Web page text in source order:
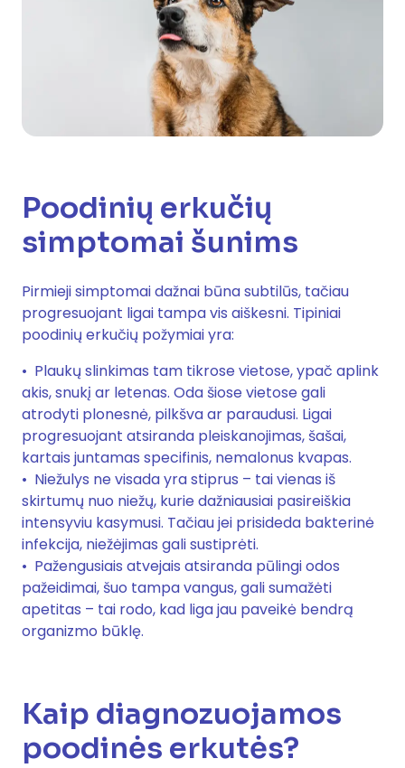
Poodinių erkučių
simptomai šunims
Pirmieji simptomai dažnai būna subtilūs, tačiau
progresuojant ligai tampa vis aiškesni. Tipiniai
poodinių erkučių požymiai yra:
Plaukų slinkimas tam tikrose vietose, ypač aplink
akis, snukį ar letenas. Oda šiose vietose gali
atrodyti plonesnė, pilkšva ar paraudusi. Ligai
progresuojant atsiranda pleiskanojimas, šašai,
kartais juntamas specifinis, nemalonus kvapas.
Niežulys ne visada yra stiprus – tai vienas iš
skirtumų nuo niežų, kurie dažniausiai pasireiškia
intensyviu kasymusi. Tačiau jei prisideda bakterinė
infekcija, niežėjimas gali sustiprėti.
Pažengusiais atvejais atsiranda pūlingi odos
pažeidimai, šuo tampa vangus, gali sumažėti
apetitas – tai rodo, kad liga jau paveikė bendrą
organizmo būklę.
Kaip diagnozuojamos
poodinės erkutės?